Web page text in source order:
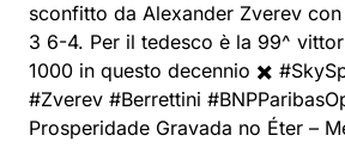
sconfitto da Alexander Zverev
3 6-4. Per il tedesco è la 99^
1000 in questo decennio ✖️
#Zverev #Berrettini
Prosperidade Gravada no Éter –